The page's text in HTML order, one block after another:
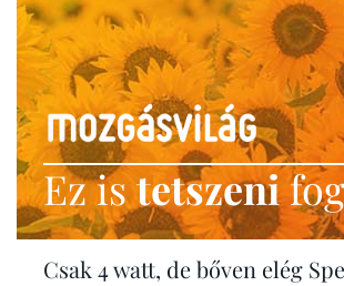
Ez istetszenifog
Csak 4 watt, de bőven elég